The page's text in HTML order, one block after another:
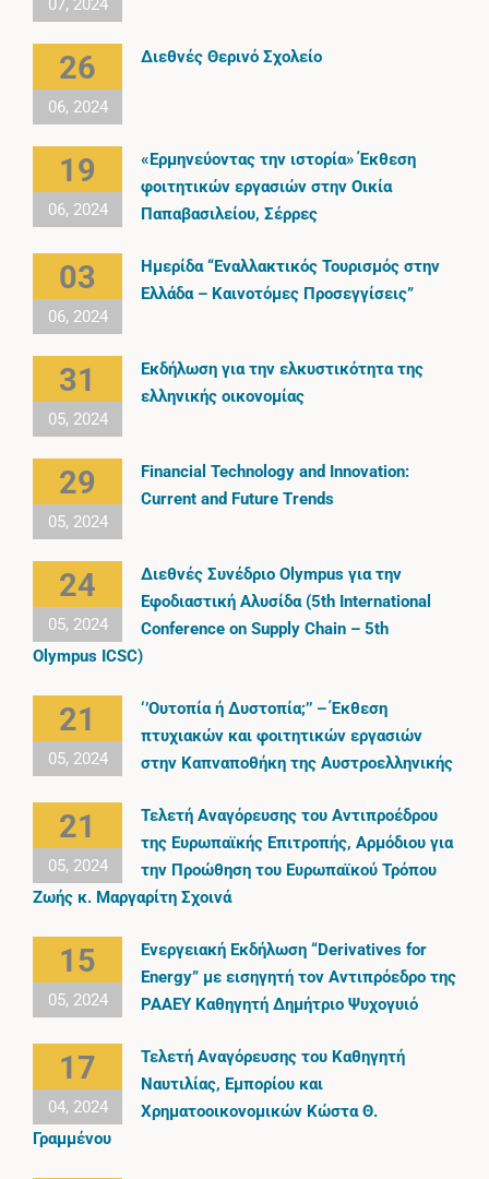
07, 2024
26
06, 2024
Διεθνές Θερινό Σχολείο
19
06, 2024
«Ερμηνεύοντας την ιστορία» Έκθεση
φοιτητικών εργασιών στην Οικία
Παπαβασιλείου, Σέρρες
03
06, 2024
Ημερίδα “Εναλλακτικός Τουρισμός στην
Ελλάδα – Καινοτόμες Προσεγγίσεις”
31
05, 2024
Εκδήλωση για την ελκυστικότητα της
ελληνικής οικονομίας
29
05, 2024
Financial Technology and Innovation:
Current and Future Trends
24
05, 2024
Διεθνές Συνέδριο Olympus για την
Εφοδιαστική Αλυσίδα (5th International
Conference on Supply Chain – 5th
Olympus ICSC)
21
05, 2024
‘’Ουτοπία ή Δυστοπία;’’ – Έκθεση
πτυχιακών και φοιτητικών εργασιών
στην Καπναποθήκη της Αυστροελληνικής
21
05, 2024
Τελετή Αναγόρευσης του Αντιπροέδρου
της Ευρωπαϊκής Επιτροπής, Αρμόδιου για
την Προώθηση του Ευρωπαϊκού Τρόπου
Ζωής κ. Μαργαρίτη Σχοινά
15
05, 2024
Ενεργειακή Εκδήλωση “Derivatives for
Energy” με εισηγητή τον Αντιπρόεδρο της
ΡΑΑΕΥ Καθηγητή Δημήτριο Ψυχoγυιό
17
04, 2024
Τελετή Αναγόρευσης του Καθηγητή
Ναυτιλίας, Εµπορίου και
Χρηµατοοικονοµικών Κώστα Θ.
Γραµµένου